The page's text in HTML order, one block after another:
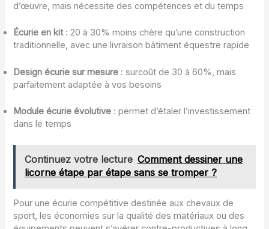
d’œuvre, mais nécessite des compétences et du temps
Écurie en kit: 20 à 30% moins chère qu’une construction
traditionnelle, avec une livraison bâtiment équestre rapide
Design écurie sur mesure : surcoût de 30 à 60%, mais
parfaitement adaptée à vos besoins
Module écurie évolutive : permet d’étaler l’investissement
dans le temps
Continuez votre lecture Comment dessiner une
licorne étape par étape sans se tromper ?
Pour une écurie compétitive destinée aux chevaux de
sport, les économies sur la qualité des matériaux ou des